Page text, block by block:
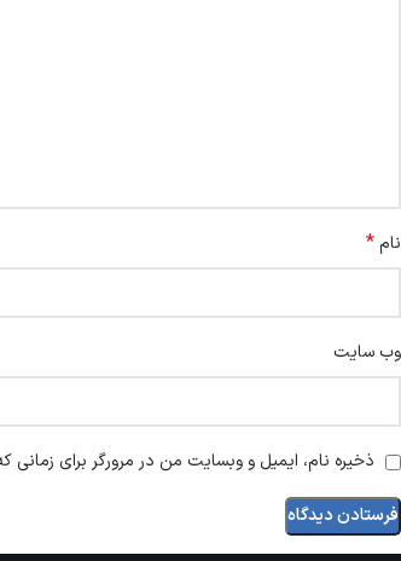
نام*
وب‌ سایت
ذخیره نام، ایمیل و وبسایت من در مرورگر برای زمانی